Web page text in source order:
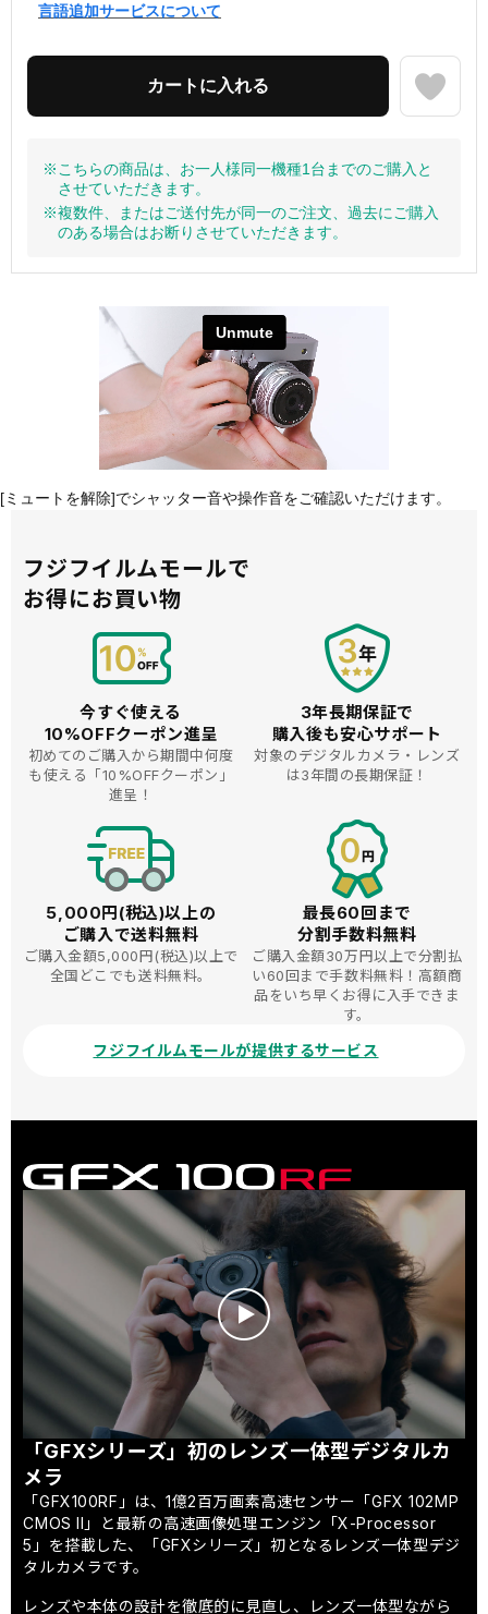
言語追加サービスについて
※こちらの商品は、お一人様同一機種1台までのご購入と
させていただきます。
※複数件、またはご送付先が同一のご注文、過去にご購入
のある場合はお断りさせていただきます。
[ミュートを解除]でシャッター音や操作音をご確認いただけます。
フジフイルムモールで
お得にお買い物
今すぐ使える
10%OFFクーポン進呈
初めてのご購入から期間中何度
も使える
「10%OFFクーポン」
進呈！
3年長期保証で
購入後も安心サポート
対象のデジタルカメラ・レンズ
は3年間の長期保証！
5,000円(税込)以上の
ご購入で送料無料
ご購入金額5,000円(税込)以上で
全国どこでも送料無料。
最長60回まで
分割手数料無料
ご購入金額30万円以上で分割払
い60回まで手数料無料！高額商
品をいち早くお得に入手できま
す。
フジフイルムモールが提供するサービス
「GFXシリーズ」初のレンズ一体型デジタルカ
メラ
「GFX100RF」は、1億2百万画素高速センサー「GFX 102MP
CMOS II」と最新の高速画像処理エンジン「X-Processor
5」を搭載した、「GFXシリーズ」初となるレンズ一体型デジ
タルカメラです。
レンズや本体の設計を徹底的に見直し、レンズ一体型ながら